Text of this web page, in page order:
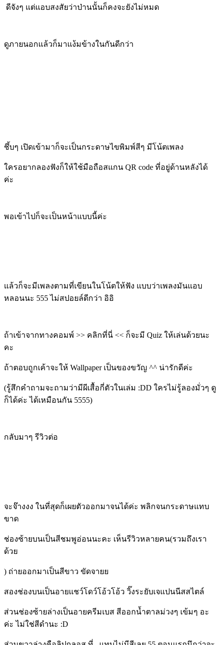
ดีจังๆ แต่แอบสงสัยว่าป่านนั้นก็คงจะยังไม่หมด
ดูภายนอกแล้วก็มาแง้มข้างในกันดีกว่า
ชึ้บๆ เปิดเข้ามาก็จะเป็นกระดาษไขพิมพ์สีๆ มีโน้ตเพลง
ใครอยากลองฟังก็ให้ใช้มือถือสแกน QR code ที่อยู่ด้านหลังได้
ค่ะ
พอเข้าไปก็จะเป็นหน้าแบบนี้ค่ะ
แล้วก็จะมีเพลงตามที่เขียนในโน้ตให้ฟัง แบบว่าเพลงมันแอบ
หลอนนะ 555 ไม่สปอยล์ดีกว่า อิอิ
ถ้าเข้าจากทางคอมพ์ >> คลิกที่นี่ << ก็จะมี Quiz ให้เล่นด้วยนะ
คะ
ถ้าตอบถูกเค้าจะให้ Wallpaper เป็นของขวัญ ^^ น่ารักดีค่ะ
(รู้สึกคำถามจะถามว่ามีผีเสื้อกี่ตัวในเล่ม :DD ใครไม่รู้ลองมั่วๆ ดู
ก็ได้ค่ะ ได้เหมือนกัน 5555)
กลับมาๆ รีวิวต่อ
จะจ๊างงง ในที่สุดก็เผยตัวออกมาจนได้ค่ะ พลิกจนกระดาษแทบ
ขาด
ช่องซ้ายบนเป็นสีชมพูอ่อนนะคะ เห็นรีวิวหลายคน(รวมถึงเรา
ด้วย
) ถ่ายออกมาเป็นสีขาว ขัดจายย
สองช่องบนเป็นอายแชว์โดว์โอ้วโอ้ว วิ๊งระยับเจแปนนีสสไตล์
ส่วนช่องซ้ายล่างเป็นอายครีมเบส สีออกน้ำตาลม่วงๆ เข้มๆ อะ
ค่ะ ไม่ใช่สีดำนะ :D